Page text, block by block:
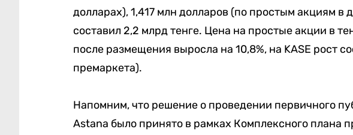
долларах), 1,417 млн долларов (по простым акциям в
составил 2,2 млрд тенге. Цена на простые акции в
после размещения выросла на 10,8%, на KASE рост
премаркета).
Напомним, что решение о проведении первичного
Astana было принято в рамках Комплексного плана